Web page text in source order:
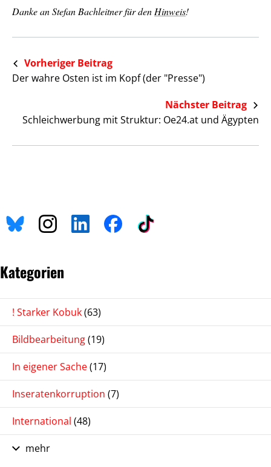
Danke an Stefan Bachleitner für den Hinweis!
Vorheriger Beitrag
Der wahre Osten ist im Kopf (der "Presse")
Nächster Beitrag
Schleichwerbung mit Struktur: Oe24.at und Ägypten
Kategorien
! Starker Kobuk(63)
Bildbearbeitung(19)
In eigener Sache(17)
Inseratenkorruption (7)
International (48)
mehr